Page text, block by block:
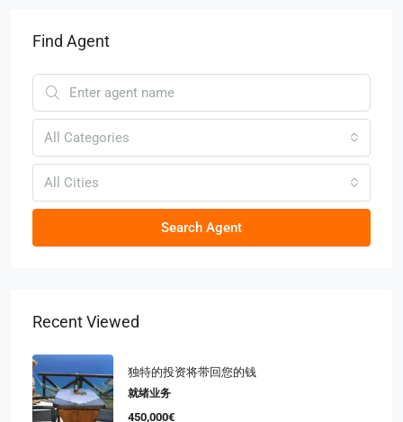
Find Agent
All Categories
All Cities
Search Agent
Recent Viewed
独特的投资将带回您的钱
就绪业务
450,000€